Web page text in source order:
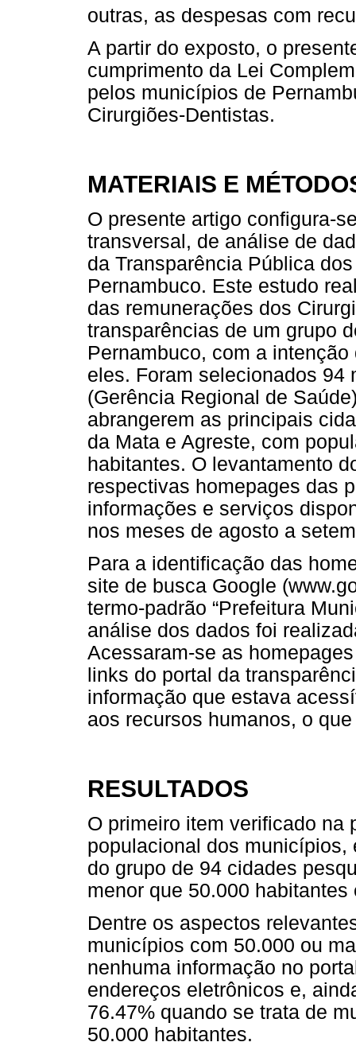
outras, as despesas com
A partir do exposto, o
cumprimento da Lei
pelos municípios de
Cirurgiões-Dentistas.
MATERIAIS E
O presente artigo configura-
transversal, de análise de
da Transparência Pública
Pernambuco. Este estudo
das remunerações dos
transparências de um grupo
Pernambuco, com a
eles. Foram selecionados 94
(Gerência Regional de
abrangerem as principais
da Mata e Agreste, com
habitantes. O levantamento
respectivas homepages das
informações e serviços
nos meses de agosto a
Para a identificação das
site de busca Google
termo-padrão “Prefeitura
análise dos dados foi
Acessaram-se as
links do portal da
informação que estava
aos recursos humanos, o
RESULTADOS
O primeiro item verificado na
populacional dos municípios,
do grupo de 94 cidades
menor que 50.000
Dentre os aspectos
municípios com 50.000 ou
nenhuma informação no
endereços eletrônicos e,
76.47% quando se trata de
50.000 habitantes.